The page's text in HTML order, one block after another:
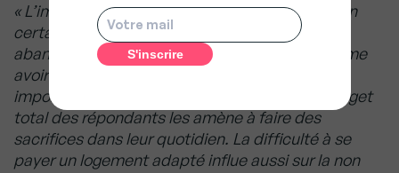
« L’impact de cette réalité est fort et conduit un
certain nombre de personnes à reporter voire
abandonner leurs projets de vie familiaux comme
avoir un premier ou un autre enfant. La part
importante que prend le logement dans le budget
total des répondants les amène à faire des
sacrifices dans leur quotidien. La difficulté à se
payer un logement adapté influe aussi sur la non